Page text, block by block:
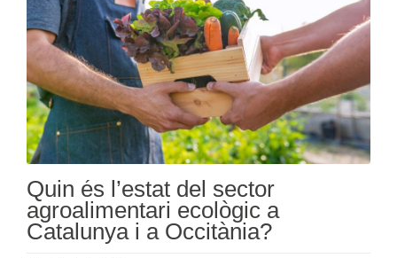
Quin és l’estat del sector
agroalimentari ecològic a
Catalunya i a Occitània?